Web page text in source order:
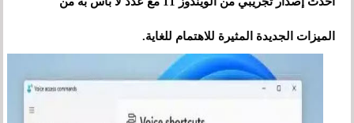
الميزات الجديدة المثيرة للاهتمام للغاية.